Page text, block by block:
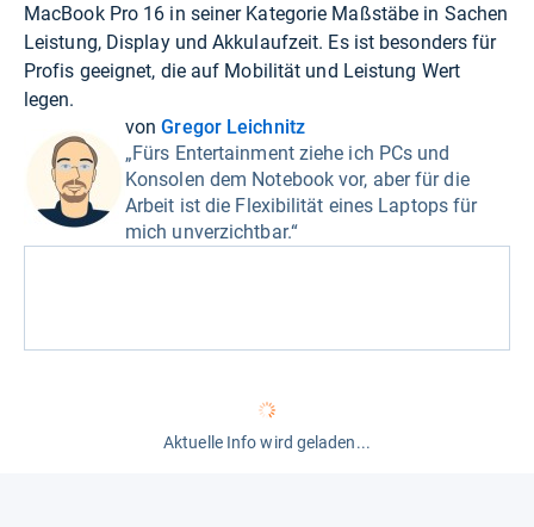
MacBook Pro 16 in seiner Kategorie Maßstäbe in Sachen
Leistung, Display und Akkulaufzeit. Es ist besonders für
Profis geeignet, die auf Mobilität und Leistung Wert
legen.
vonGregor Leichnitz
„Fürs Entertainment ziehe ich PCs und
Konsolen dem Notebook vor, aber für die
Arbeit ist die Flexibilität eines Laptops für
mich unverzichtbar.“
Aktuelle Info wird geladen...